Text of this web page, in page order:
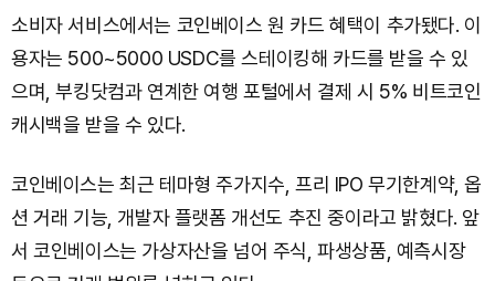
소비자 서비스에서는 코인베이스 원 카드 혜택이 추가됐다. 이
용자는 500~5000 USDC를 스테이킹해 카드를 받을 수 있
으며, 부킹닷컴과 연계한 여행 포털에서 결제 시 5% 비트코인
캐시백을 받을 수 있다.
코인베이스는 최근 테마형 주가지수, 프리 IPO 무기한계약, 옵
션 거래 기능, 개발자 플랫폼 개선도 추진 중이라고 밝혔다. 앞
서 코인베이스는 가상자산을 넘어 주식, 파생상품, 예측시장